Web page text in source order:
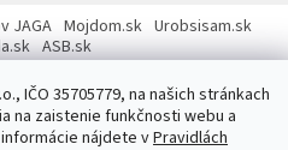
IČO 35705779, na našich stránkach
na zaistenie funkčnosti webu a
nájdete vPravidlách
JAGA Mojdom.sk Urobsisam.sk
ASB.sk